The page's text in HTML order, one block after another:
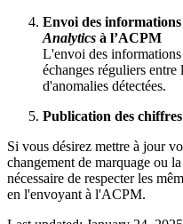
Envoi des
Analytics à l’ACPM
L'envoi des
échanges réguliers
d'anomalies détectées.
Publication des
Si vous désirez mettre à jour
changement de marquage ou
nécessaire de respecter les
en l'envoyant à l'ACPM.